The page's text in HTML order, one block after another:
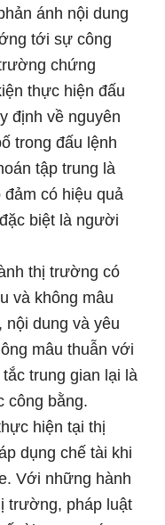
ánh nội dung
tới sự công
chứng
thực hiện đấu
định về nguyên
trong đấu lệnh
tập trung là
có hiệu quả
biệt là người
thị trường có
và không mâu
nội dung và yêu
mâu thuẫn với
trung gian lại là
công bằng.
hiện tại thị
dụng chế tài khi
Với những hành
trường, pháp luật